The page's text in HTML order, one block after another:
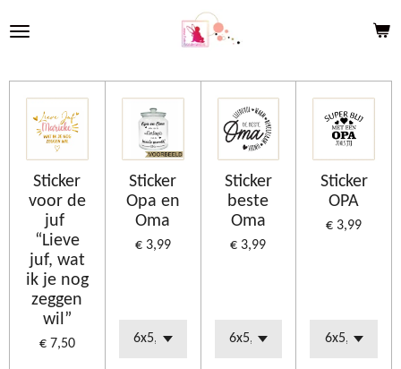
direct
de
Sticker
voor de
juf
“Lieve
juf, wat
ik je nog
zeggen
wil”
€ 7,50
Sticker
Opa en
Oma
€ 3,99
Sticker
beste
Oma
€ 3,99
Sticker
OPA
€ 3,99